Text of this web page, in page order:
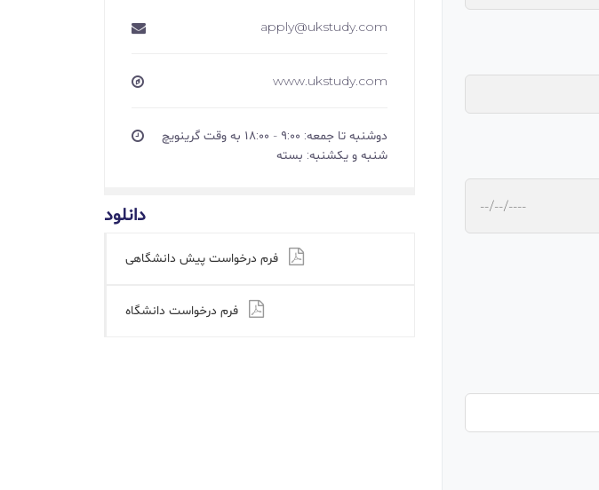
apply@ukstudy.com
www.ukstudy.com
دوشنبه تا جمعه: ۹:۰۰ - ۱۸:۰۰ به وقت گرینویچ
شنبه و یکشنبه: بسته
دانلود
فرم درخواست پیش دانشگاهی
فرم درخواست دانشگاه